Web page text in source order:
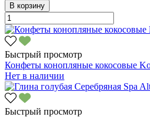
В корзину
Быстрый просмотр
Конфеты конопляные кокосовые
Нет в наличии
Быстрый просмотр